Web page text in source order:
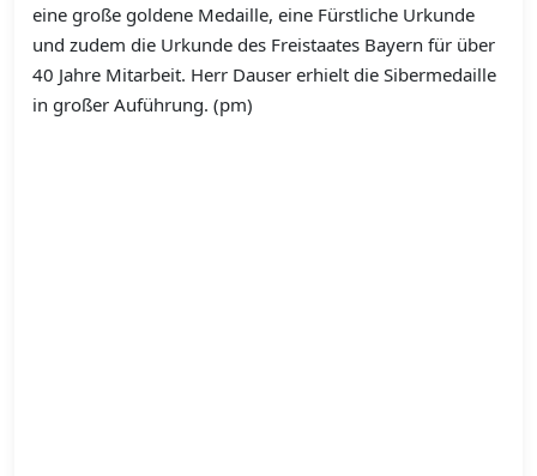
eine große goldene Medaille, eine Fürstliche Urkunde
und zudem die Urkunde des Freistaates Bayern für über
40 Jahre Mitarbeit. Herr Dauser erhielt die Sibermedaille
in großer Auführung. (pm)